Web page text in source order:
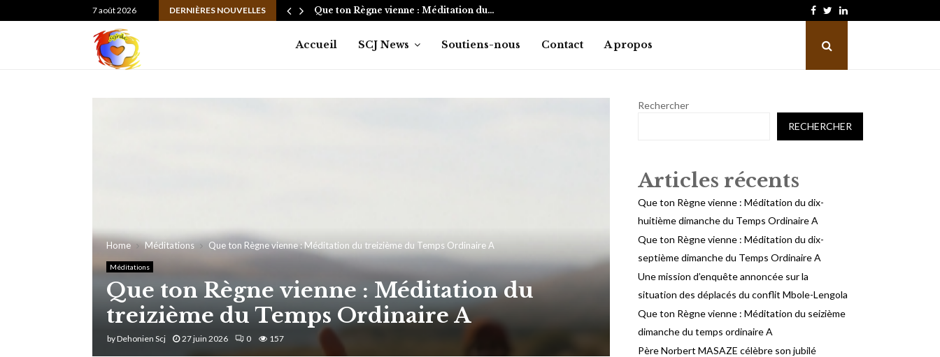
7 août 2026 DERNIÈRES NOUVELLES
l’année formative à la Propédeutique… Que ton Règne vienne : Méditation du… Que ton Règne vienne : Méditation du…
Facebook
TwitterLinkedin
Accueil SCJ News Soutiens-nous Contact A propos
Home Méditations Que ton Règne vienne : Méditation du treizième du Temps Ordinaire A
Méditations
Que ton Règne vienne : Méditation du
treizième du Temps Ordinaire A
byDehonien Scj 27 juin 2026 0 157
Rechercher
RECHERCHER
Articles récents
Que ton Règne vienne : Méditation du dix-
huitième dimanche du Temps Ordinaire A
Que ton Règne vienne : Méditation du dix-
septième dimanche du Temps Ordinaire A
Une mission d’enquête annoncée sur la
situation des déplacés du conflit Mbole-Lengola
Que ton Règne vienne : Méditation du seizième
dimanche du temps ordinaire A
Père Norbert MASAZE célèbre son jubilé